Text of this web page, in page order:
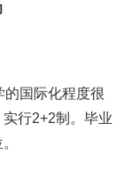
的国际化程度很
行2+2制。毕业